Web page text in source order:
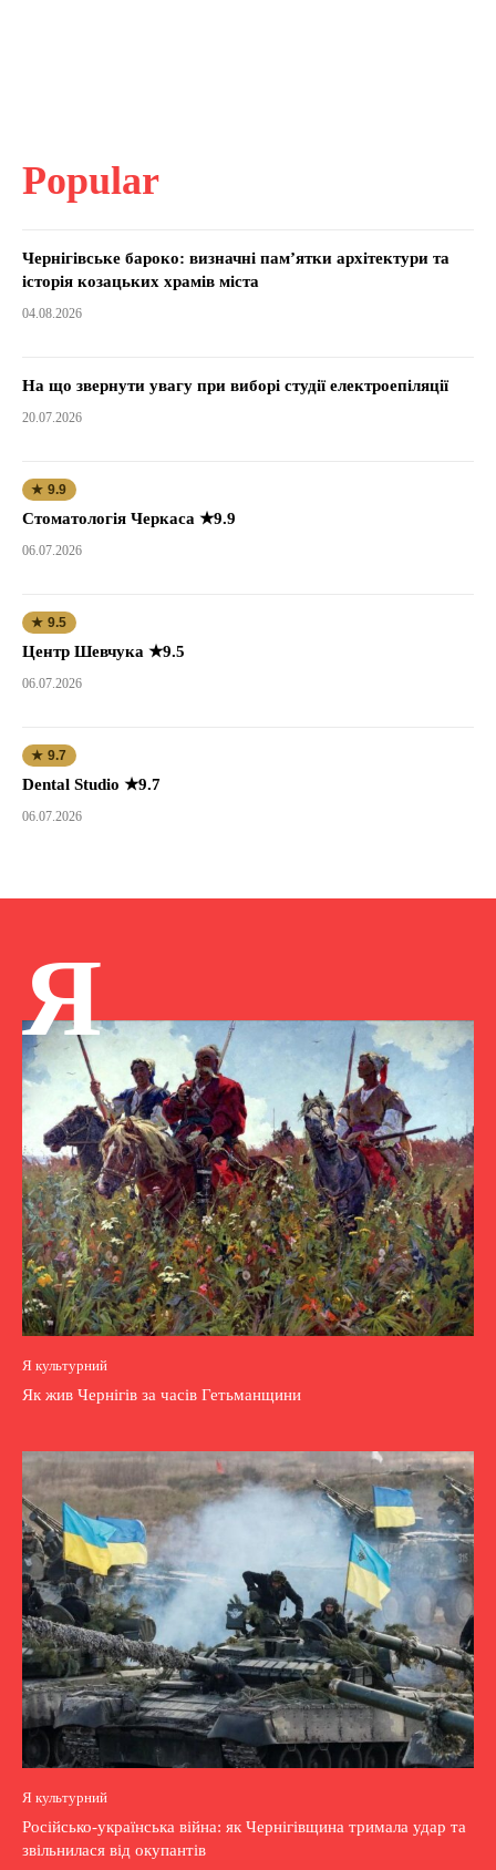
Popular
Чернігівське бароко: визначні пам’ятки архітектури та
історія козацьких храмів міста
04.08.2026
На що звернути увагу при виборі студії електроепіляції
20.07.2026
★ 9.9
Стоматологія Черкаса ★9.9
06.07.2026
★ 9.5
Центр Шевчука ★9.5
06.07.2026
★ 9.7
Dental Studio ★9.7
06.07.2026
Я
Я культурний
Як жив Чернігів за часів Гетьманщини
Я культурний
Російсько-українська війна: як Чернігівщина тримала удар та
звільнилася від окупантів